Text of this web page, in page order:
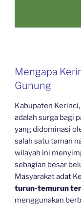
Mengapa
Gunung
Kabupaten
adalah surga bagi
yang didominasi
salah satu taman
wilayah ini
sebagian besar
Masyarakat adat
turun-temurun
menggunakan